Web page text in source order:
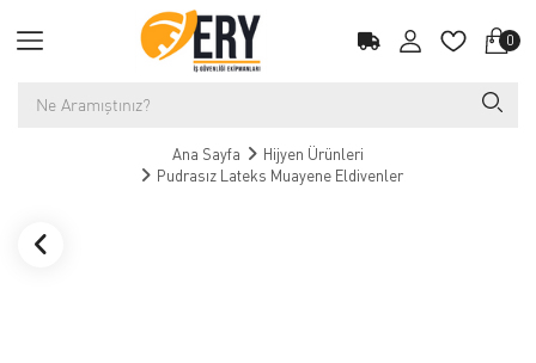
0
Ana Sayfa
Hijyen Ürünleri
Pudrasız Lateks Muayene Eldivenler